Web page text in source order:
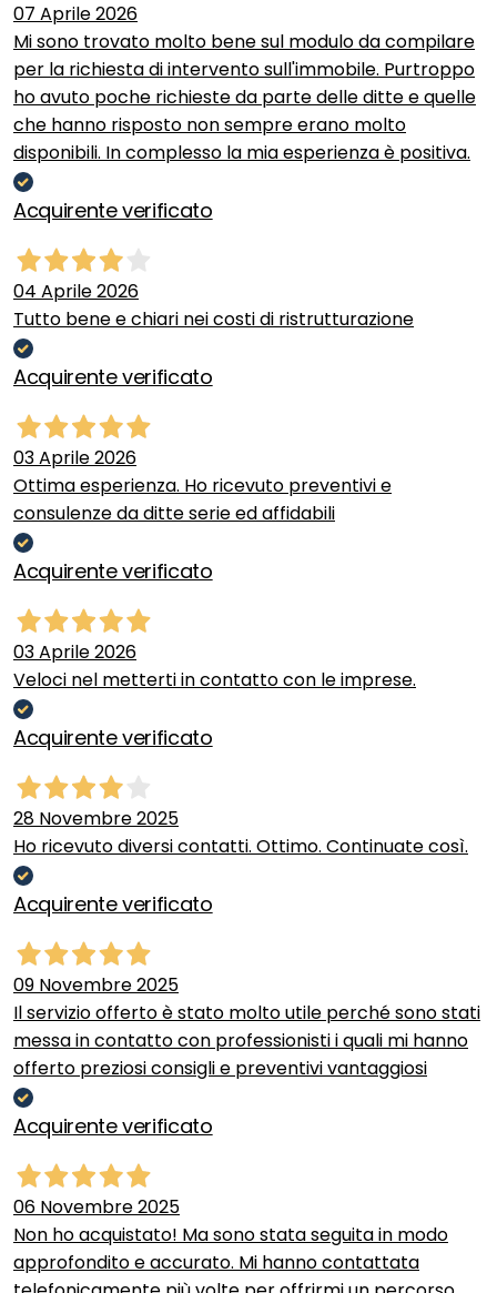
07 Aprile 2026
Mi sono trovato molto bene sul modulo da compilare
per la richiesta di intervento sull'immobile. Purtroppo
ho avuto poche richieste da parte delle ditte e quelle
che hanno risposto non sempre erano molto
disponibili. In complesso la mia esperienza è positiva.
Acquirente verificato
04 Aprile 2026
Tutto bene e chiari nei costi di ristrutturazione
Acquirente verificato
03 Aprile 2026
Ottima esperienza. Ho ricevuto preventivi e
consulenze da ditte serie ed affidabili
Acquirente verificato
03 Aprile 2026
Veloci nel metterti in contatto con le imprese.
Acquirente verificato
28 Novembre 2025
Ho ricevuto diversi contatti. Ottimo. Continuate così.
Acquirente verificato
09 Novembre 2025
Il servizio offerto è stato molto utile perché sono stati
messa in contatto con professionisti i quali mi hanno
offerto preziosi consigli e preventivi vantaggiosi
Acquirente verificato
06 Novembre 2025
Non ho acquistato! Ma sono stata seguita in modo
approfondito e accurato. Mi hanno contattata